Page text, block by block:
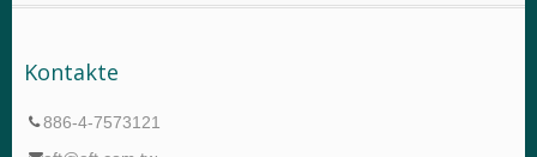
Kontakte
886-4-7573121